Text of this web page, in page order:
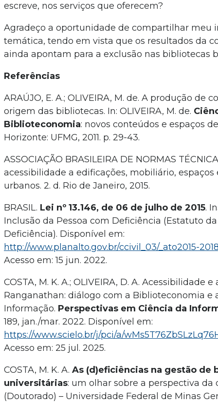
escreve, nos serviços que oferecem?
Agradeço a oportunidade de compartilhar meu
temática, tendo em vista que os resultados da
ainda apontam para a exclusão nas bibliotecas
Referências
ARAÚJO, E. A.; OLIVEIRA, M. de. A produção de
origem das bibliotecas. In: OLIVEIRA, M. de.
Biblioteconomia: novos conteúdos e espaços
Horizonte: UFMG, 2011. p. 29-43.
ASSOCIAÇÃO BRASILEIRA DE NORMAS
acessibilidade a edificações, mobiliário,
urbanos. 2. d. Rio de Janeiro, 2015.
BRASIL. Lei nº 13.146, de 06 de julho de 2015.
Inclusão da Pessoa com Deficiência (Estatuto
Deficiência). Disponível em:
http://www.planalto.gov.br/ccivil_03/_ato2015-
Acesso em: 15 jun. 2022.
COSTA, M. K. A.; OLIVEIRA, D. A. Acessibilidade
Ranganathan: diálogo com a Biblioteconomia e
Informação. Perspectivas em Ciência da
189, jan./mar. 2022. Disponível em:
https://www.scielo.br/j/pci/a/
Acesso em: 25 jul. 2025.
COSTA, M. K. A. As (d)eficiências na gestão de
universitárias: um olhar sobre a perspectiva da
(Doutorado) – Universidade Federal de Minas